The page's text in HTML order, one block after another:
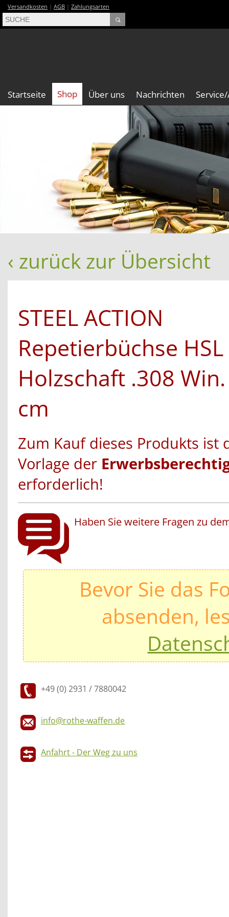
Versandkosten | AGB | Zahlungsarten
Startseite Shop Über uns Nachrichten
‹ zurück zur Übersicht
STEEL ACTION
Repetierbüchse HSL
Holzschaft .308
cm
Zum Kauf dieses Produkts ist
Vorlage der
erforderlich!
Haben Sie weitere Fragen zu
Bevor Sie das
absenden,
+49 (0) 2931 / 7880042
info@rothe-waffen.de
Anfahrt - Der Weg zu uns